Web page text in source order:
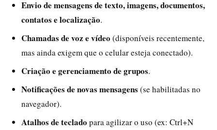
Envio de mensagens de texto, imagens, documentos,
contatos e localização.
Chamadas de voz e vídeo (disponíveis recentemente,
mas ainda exigem que o celular esteja conectado).
Criação e gerenciamento de grupos.
Notificações de novas mensagens (se habilitadas no
navegador).
Atalhos de teclado para agilizar o uso (ex: Ctrl+N